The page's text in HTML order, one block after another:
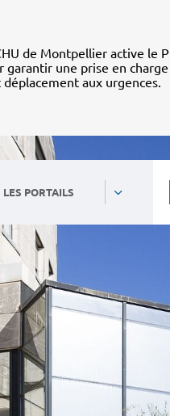
de Montpellier active le
garantir une prise en
aux urgences.
LES PORTAILS